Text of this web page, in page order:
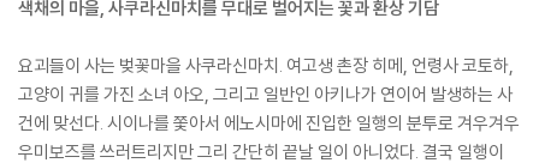
색채의 마을, 사쿠라신마치를 무대로 벌어지는 꽃과 환상 기담
요괴들이 사는 벚꽃마을 사쿠라신마치. 여고생 촌장 히메, 언령사 코토하,
고양이 귀를 가진 소녀 아오, 그리고 일반인 아키나가 연이어 발생하는 사
건에 맞선다. 시이나를 쫓아서 에노시마에 진입한 일행의 분투로 겨우겨우
우미보즈를 쓰러트리지만 그리 간단히 끝날 일이 아니었다. 결국 일행이